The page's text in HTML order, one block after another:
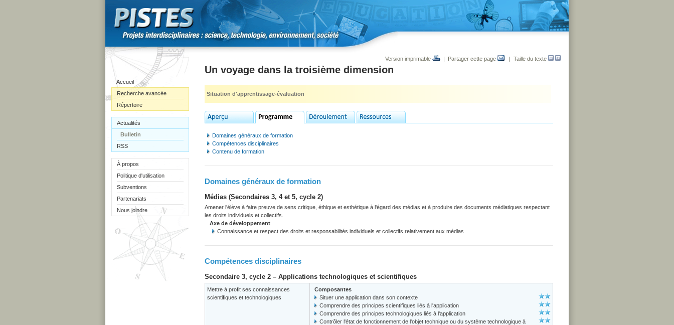
Accueil
Recherche avancée
Répertoire
Actualités
Bulletin
RSS
À propos
Politique d'utilisation
Subventions
Partenariats
Nous joindre
Version imprimable | Partager cette page | Taille du texte
Un voyage dans la troisième dimension
Situation d'apprentissage-évaluation
Domaines généraux de formation
Compétences disciplinaires
Contenu de formation
Domaines généraux de formation
Médias (Secondaires 3, 4 et 5, cycle 2)
Amener l'élève à faire preuve de sens critique, éthique et esthétique à l'égard des médias et à produire des documents médiatiques respectant
les droits individuels et collectifs.
Axe de développement
Connaissance et respect des droits et responsabilités individuels et collectifs relativement aux médias
Compétences disciplinaires
Secondaire 3, cycle 2 – Applications technologiques et scientifiques
Mettre à profit ses connaissances
scientifiques et technologiques
Composantes
Situer une application dans son contexte
Comprendre des principes scientifiques liés à l'application
Comprendre des principes technologiques liés à l'application
Contrôler l'état de fonctionnement de l'objet technique ou du système technologique à